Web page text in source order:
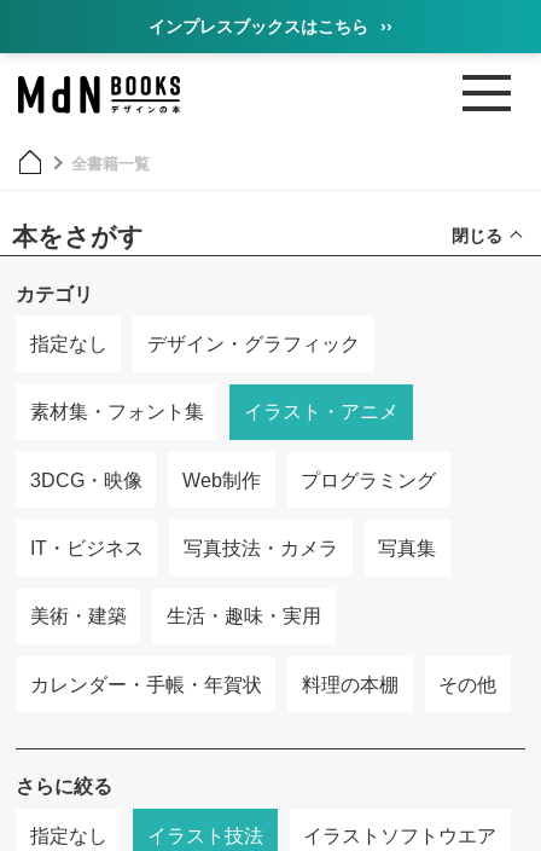
インプレスブックスはこちら ››
全書籍一覧
本をさがす 閉じる
カテゴリ
指定なし デザイン・グラフィック
素材集・フォント集 イラスト・アニメ
3DCG・映像 Web制作 プログラミング
IT・ビジネス 写真技法・カメラ 写真集
美術・建築 生活・趣味・実用
カレンダー・手帳・年賀状 料理の本棚 その他
さらに絞る
指定なし イラスト技法 イラストソフトウエア